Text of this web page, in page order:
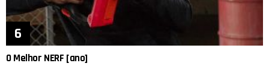
O Melhor NERF [ano]